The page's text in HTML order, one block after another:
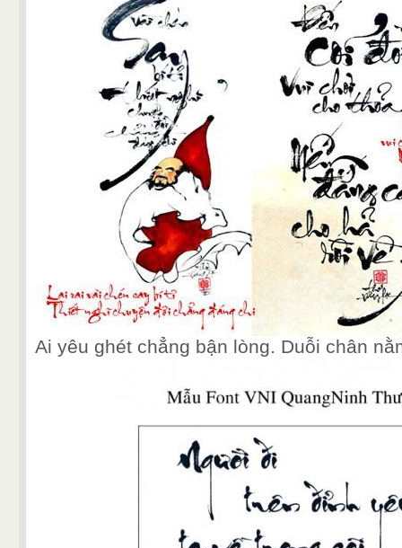
Ai yêu ghét chẳng bận lòng. Duỗi chân